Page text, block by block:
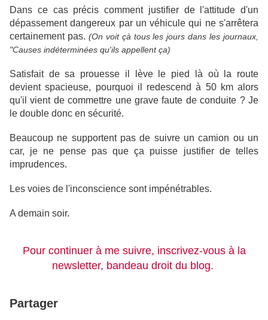
Dans ce cas précis comment justifier de l'attitude d'un
dépassement dangereux par un véhicule qui ne s'arrêtera
certainement pas. (On voit çà tous les jours dans les journaux,
"Causes indéterminées qu'ils appellent ça)
Satisfait de sa prouesse il lève le pied là où la route
devient spacieuse, pourquoi il redescend à 50 km alors
qu'il vient de commettre une grave faute de conduite ? Je
le double donc en sécurité.
Beaucoup ne supportent pas de suivre un camion ou un
car, je ne pense pas que ça puisse justifier de telles
imprudences.
Les voies de l'inconscience sont impénétrables.
A demain soir.
Pour continuer à me suivre, inscrivez-vous à la
newsletter, bandeau droit du blog.
Partager